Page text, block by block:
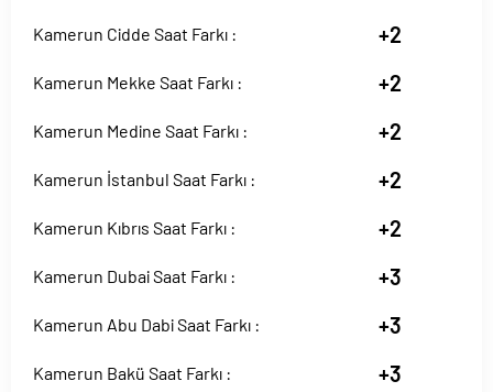
Kamerun Cidde Saat Farkı : +2
Kamerun Mekke Saat Farkı : +2
Kamerun Medine Saat Farkı : +2
Kamerun İstanbul Saat Farkı : +2
Kamerun Kıbrıs Saat Farkı : +2
Kamerun Dubai Saat Farkı : +3
Kamerun Abu Dabi Saat Farkı : +3
Kamerun Bakü Saat Farkı : +3